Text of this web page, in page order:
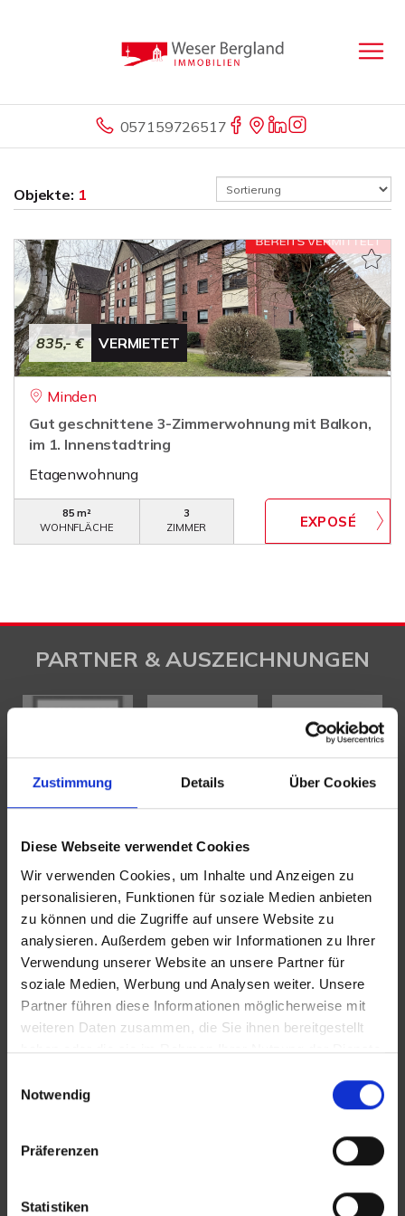
Zustimmung Details Über Cookies
Diese Webseite verwendet Cookies
Wir verwenden Cookies, um Inhalte und Anzeigen zu
personalisieren, Funktionen für soziale Medien anbieten
zu können und die Zugriffe auf unsere Website zu
analysieren. Außerdem geben wir Informationen zu Ihrer
Verwendung unserer Website an unsere Partner für
soziale Medien, Werbung und Analysen weiter. Unsere
Partner führen diese Informationen möglicherweise mit
weiteren Daten zusammen, die Sie ihnen bereitgestellt
haben oder die sie im Rahmen Ihrer Nutzung der Dienste
Notwendig
Präferenzen
Statistiken
057159726517
Objekte: 1
835,- € VERMIETET
Minden
Gut geschnittene 3-Zimmerwohnung mit Balkon,
im 1. Innenstadtring
Etagenwohnung
85 m²
WOHNFLÄCHE
3
ZIMMER
PARTNER & AUSZEICHNUNGEN
KONTAKT
WeserBergland Immobilien
Portastraße 36
32457 Porta Westfalica
Tel.:0571 - 597 265 17
Web: www.wb-immobilien.de